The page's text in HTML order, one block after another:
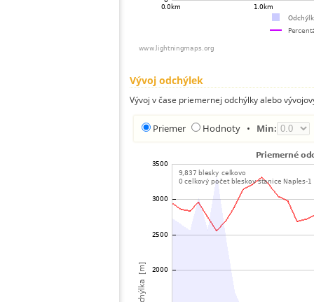
Vývoj odchýlek
Vývoj v čase priemernej odchýlky alebo
Priemer Hodnoty • Min: